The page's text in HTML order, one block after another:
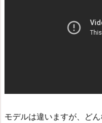
モデルは違いますが、ど